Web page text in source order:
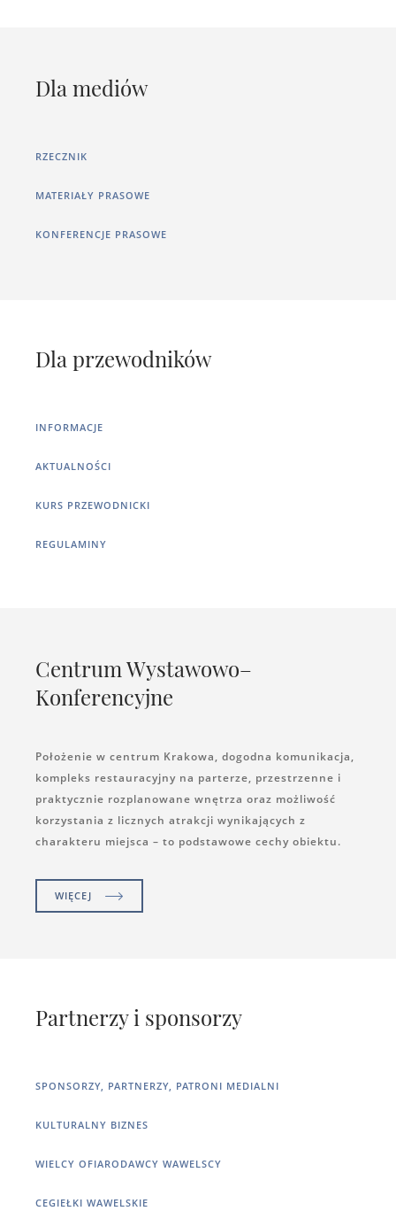
Dla mediów
RZECZNIK
MATERIAŁY PRASOWE
KONFERENCJE PRASOWE
Dla przewodników
INFORMACJE
AKTUALNOŚCI
KURS PRZEWODNICKI
REGULAMINY
Centrum Wystawowo–
Konferencyjne
Położenie w centrum Krakowa, dogodna komunikacja,
kompleks restauracyjny na parterze, przestrzenne i
praktycznie rozplanowane wnętrza oraz możliwość
korzystania z licznych atrakcji wynikających z
charakteru miejsca – to podstawowe cechy obiektu.
WIĘCEJ
Partnerzy i sponsorzy
SPONSORZY, PARTNERZY, PATRONI MEDIALNI
KULTURALNY BIZNES
WIELCY OFIARODAWCY WAWELSCY
CEGIEŁKI WAWELSKIE